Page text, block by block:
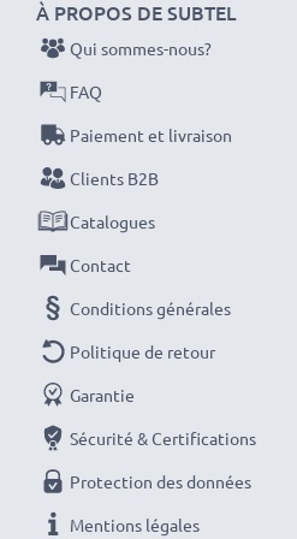
d'origine Sony NP-FS11
Données techniques:
Capacité: 1400mAh
Tension: 3.6V - 3.7V
Type de cellule
Couleur
Avec CELLONIC – vous avez
rechange pas chère et de
appareil Sony CCD, DSC, DCR.
Commandez votre batterie
sécurité
À PROPOS DE SUBTEL
Qui sommes-nous?
FAQ
Paiement et livraison
Clients B2B
Catalogues
Contact
Conditions générales
Politique de retour
Garantie
Sécurité & Certifications
Protection des données
Mentions légales